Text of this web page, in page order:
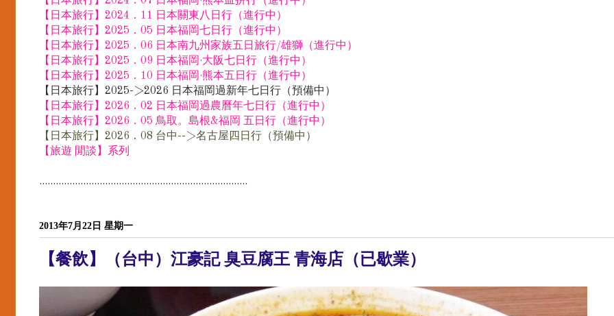
【日本旅行】2024．11 日本關東八日行（進行中）
【日本旅行】2025．05 日本福岡七日行（進行中）
【日本旅行】2025．06 日本南九州家族五日旅行/雄獅（進行中）
【日本旅行】2025．09 日本福岡·大阪七日行（進行中）
【日本旅行】2025．10 日本福岡·熊本五日行（進行中）
【日本旅行】2025->2026 日本福岡過新年七日行（預備中）
【日本旅行】2026．02 日本福岡過農曆年七日行（進行中）
【日本旅行】2026．05 鳥取。島根&福岡 五日行（進行中）
【日本旅行】2026．08 台中-->名古屋四日行（預備中）
【旅遊 閒談】系列
............................................................................
2013年7月22日 星期一
【餐飲】（台中）江豪記 臭豆腐王 青海店（已歇業）